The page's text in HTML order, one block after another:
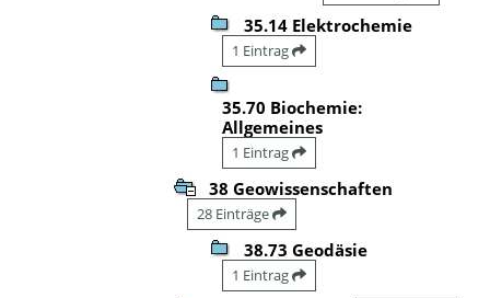
35.14 Elektrochemie
1 Eintrag
35.70 Biochemie:
Allgemeines
1 Eintrag
38 Geowissenschaften
28 Einträge
38.73 Geodäsie
1 Eintrag